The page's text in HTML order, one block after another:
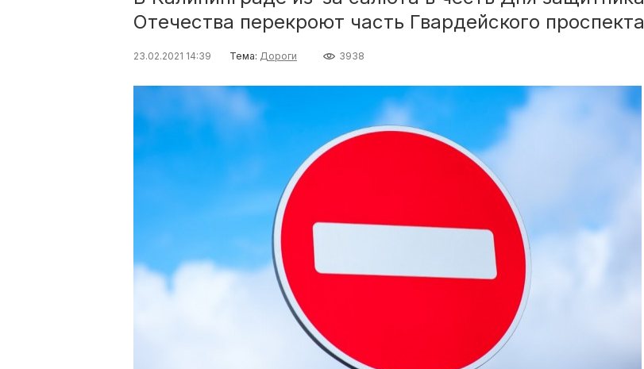
Отечества перекроют часть Гвардейского проспекта
23.02.2021 14:39 Тема: Дороги 3938